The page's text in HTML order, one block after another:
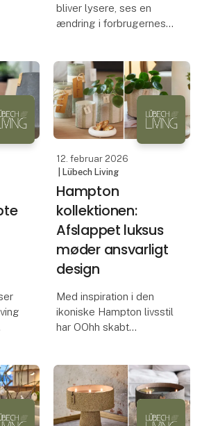
bliver lysere, ses en
ændring i forbrugernes
ikke kun funktionelle -
de har også en
symbolsk værdi. De
repræsenterer forår og
fornyelse, og netop derf
12. februar 2026
| Lübech Living
Hampton
kollektionen:
Afslappet luksus
møder ansvarligt
design
Med inspiration i den
ikoniske Hampton livsstil
har OOhh skabt
designprodukter, der
forener rolig æstetik og
en bevidst tilgang til
produktion.